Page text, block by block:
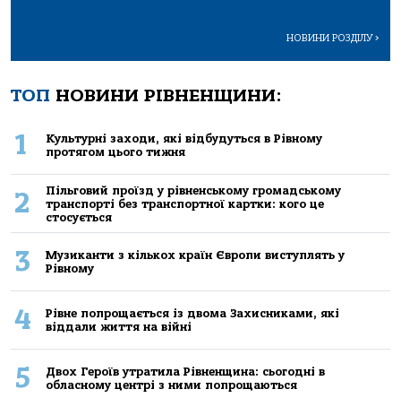
НОВИНИ РОЗДІЛУ>
ТОП НОВИНИ РІВНЕНЩИНИ:
1
Культурні заходи, які відбудуться в Рівному
протягом цього тижня
2
Пільговий проїзд у рівненському громадському
транспорті без транспортної картки: кого це
стосується
3
Музиканти з кількох країн Європи виступлять у
Рівному
4
Рівне попрощається із двома Захисниками, які
віддали життя на війні
5
Двох Героїв утратила Рівненщина: сьогодні в
обласному центрі з ними попрощаються